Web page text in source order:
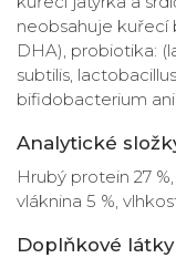
neobsahuje kuřecí
DHA), probiotika:
subtilis,
bifidobacterium
Analytické
Hrubý protein 27
vláknina 5 %,
Doplňkové